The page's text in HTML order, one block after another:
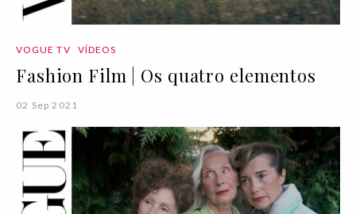
VOGUE TV VÍDEOS
Fashion Film | Os quatro elementos
02 Sep 2021